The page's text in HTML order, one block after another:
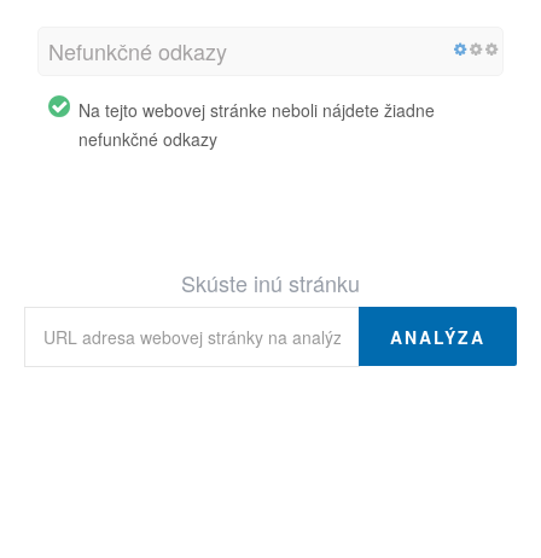
Nefunkčné odkazy
Na tejto webovej stránke neboli nájdete žiadne
nefunkčné odkazy
Skúste inú stránku
ANALÝZA